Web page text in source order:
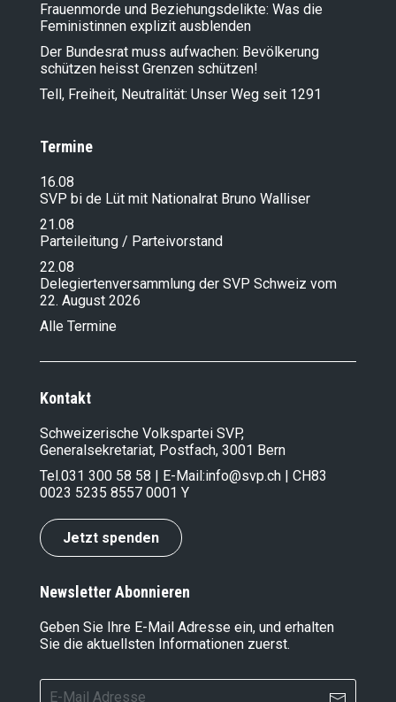
Frauenmorde und Beziehungsdelikte: Was die
Feministinnen explizit ausblenden
Der Bundesrat muss aufwachen: Bevölkerung
schützen heisst Grenzen schützen!
Tell, Freiheit, Neutralität: Unser Weg seit 1291
Termine
16.08
SVP bi de Lüt mit Nationalrat Bruno Walliser
21.08
Parteileitung / Parteivorstand
22.08
Delegiertenversammlung der SVP Schweiz vom
22. August 2026
Alle Termine
Kontakt
Schweizerische Volkspartei SVP,
Generalsekretariat, Postfach, 3001 Bern
Tel.031 300 58 58 | E-Mail:info@svp.ch | CH83
0023 5235 8557 0001 Y
Jetzt spenden
Newsletter Abonnieren
Geben Sie Ihre E-Mail Adresse ein, und erhalten
Sie die aktuellsten Informationen zuerst.